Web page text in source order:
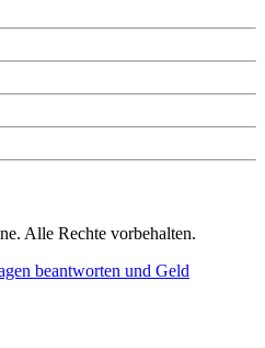
Alle Rechte vorbehalten.